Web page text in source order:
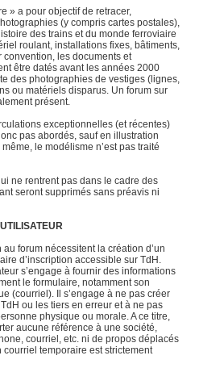
» a pour objectif de retracer,
(y compris cartes postales),
des trains et du monde ferroviaire
roulant, installations fixes, bâtiments,
convention, les documents et
être datés avant les années 2000
des photographies de vestiges (lignes,
ou matériels disparus. Un forum sur
présent.
exceptionnelles (et récentes)
pas abordés, sauf en illustration
le modélisme n’est pas traité
ne rentrent pas dans le cadre des
seront supprimés sans préavis ni
forum nécessitent la création d’un
d’inscription accessible sur TdH.
s’engage à fournir des informations
le formulaire, notamment son
(courriel). Il s’engage à ne pas créer
ou les tiers en erreur et à ne pas
physique ou morale. A ce titre,
aucune référence à une société,
courriel, etc. ni de propos déplacés
courriel temporaire est strictement